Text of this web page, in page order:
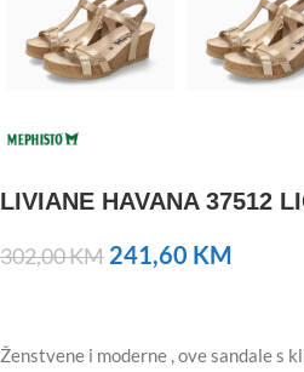
LIVIANE HAVANA 37512
302,00KM 241,60 KM
Ženstvene i moderne , ove sandale s